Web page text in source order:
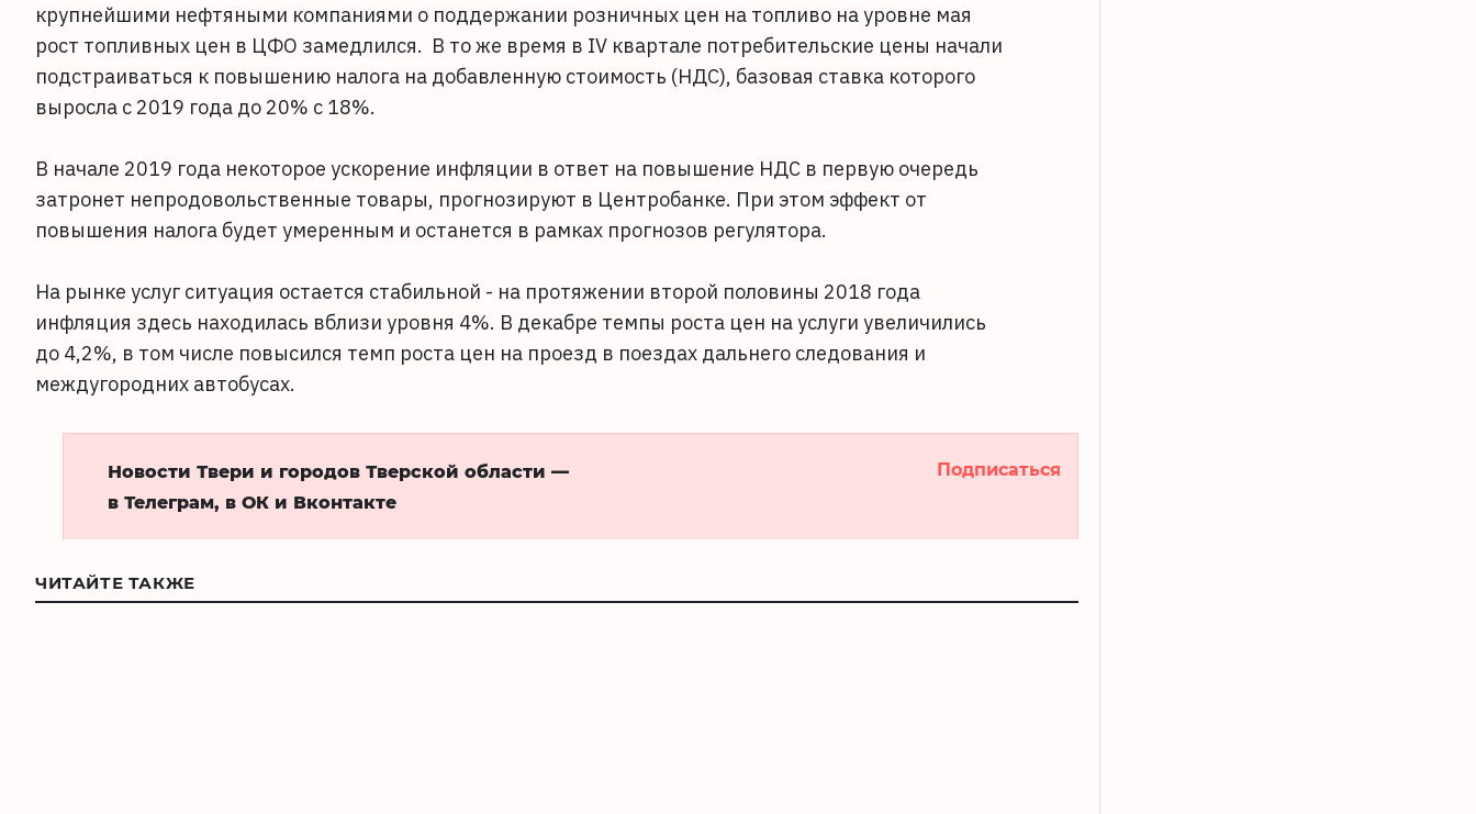
крупнейшими нефтяными компаниями о поддержании розничных цен на топливо на уровне мая
рост топливных цен в ЦФО замедлился. В то же время в IV квартале потребительские цены начали
подстраиваться к повышению налога на добавленную стоимость (НДС), базовая ставка которого
выросла с 2019 года до 20% с 18%.
В начале 2019 года некоторое ускорение инфляции в ответ на повышение НДС в первую очередь
затронет непродовольственные товары, прогнозируют в Центробанке. При этом эффект от
повышения налога будет умеренным и останется в рамках прогнозов регулятора.
На рынке услуг ситуация остается стабильной - на протяжении второй половины 2018 года
инфляция здесь находилась вблизи уровня 4%. В декабре темпы роста цен на услуги увеличились
до 4,2%, в том числе повысился темп роста цен на проезд в поездах дальнего следования и
междугородних автобусах.
Новости Твери и городов Тверской области —
в Телеграм, в ОК и Вконтакте
Подписаться
ЧИТАЙТЕ ТАКЖЕ